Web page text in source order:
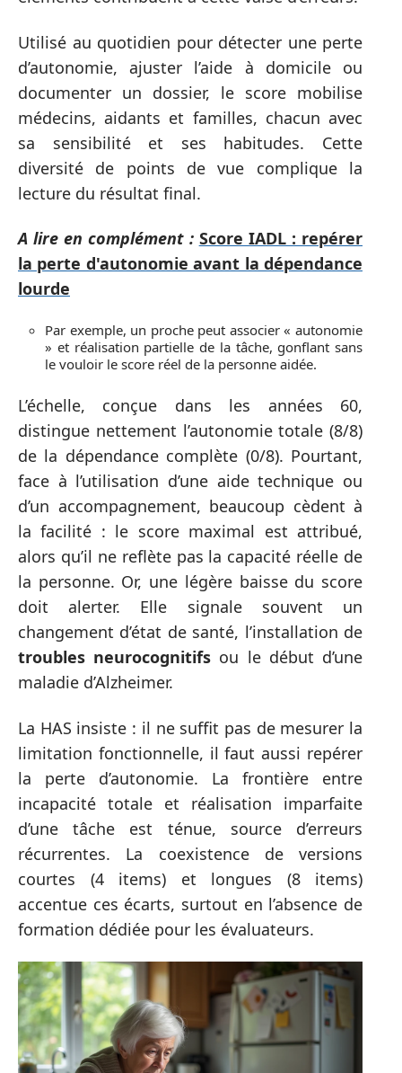
Utilisé au quotidien pour détecter une perte
d’autonomie, ajuster l’aide à domicile ou
documenter un dossier, le score mobilise
médecins, aidants et familles, chacun avec
sa sensibilité et ses habitudes. Cette
diversité de points de vue complique la
lecture du résultat final.
A lire en complément : Score IADL : repérer
la perte d'autonomie avant la dépendance
lourde
Par exemple, un proche peut associer « autonomie
» et réalisation partielle de la tâche, gonflant sans
le vouloir le score réel de la personne aidée.
L’échelle, conçue dans les années 60,
distingue nettement l’autonomie totale (8/8)
de la dépendance complète (0/8). Pourtant,
face à l’utilisation d’une aide technique ou
d’un accompagnement, beaucoup cèdent à
la facilité : le score maximal est attribué,
alors qu’il ne reflète pas la capacité réelle de
la personne. Or, une légère baisse du score
doit alerter. Elle signale souvent un
changement d’état de santé, l’installation de
troubles neurocognitifs ou le début d’une
maladie d’Alzheimer.
La HAS insiste : il ne suffit pas de mesurer la
limitation fonctionnelle, il faut aussi repérer
la perte d’autonomie. La frontière entre
incapacité totale et réalisation imparfaite
d’une tâche est ténue, source d’erreurs
récurrentes. La coexistence de versions
courtes (4 items) et longues (8 items)
accentue ces écarts, surtout en l’absence de
formation dédiée pour les évaluateurs.